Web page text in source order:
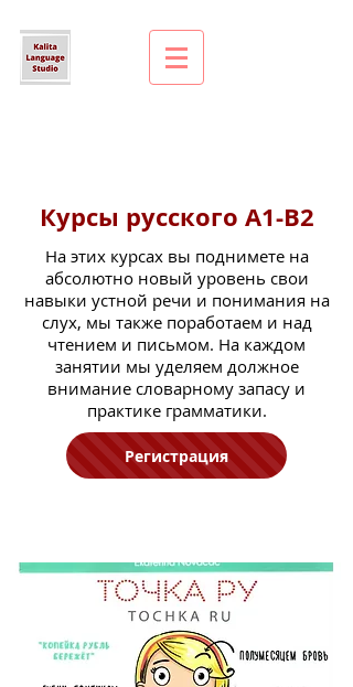
Курсы русского A1-B2
На этих курсах вы поднимете на
абсолютно новый уровень свои
навыки устной речи и понимания на
слух, мы также поработаем и над
чтением и письмом. На каждом
занятии мы уделяем должное
внимание словарному запасу и
практике грамматики.
Регистрация